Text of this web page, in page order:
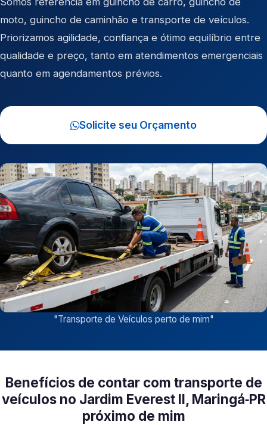
moto, guincho de caminhão e transporte de veículos.
Priorizamos agilidade, confiança e ótimo equilíbrio entre
qualidade e preço, tanto em atendimentos emergenciais
quanto em agendamentos prévios.
Solicite seu Orçamento
"Transporte de Veículos perto de mim"
Benefícios de contar com transporte de
veículos no Jardim Everest II, Maringá‑PR
próximo de mim